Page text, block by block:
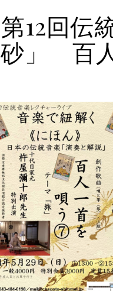
第12回伝
砂」 百